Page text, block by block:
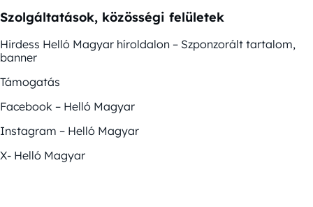
Szolgáltatások, közösségi felületek
Hirdess Helló Magyar híroldalon – Szponzorált tartalom,
banner
Támogatás
Facebook – Helló Magyar
Instagram – Helló Magyar
X- Helló Magyar